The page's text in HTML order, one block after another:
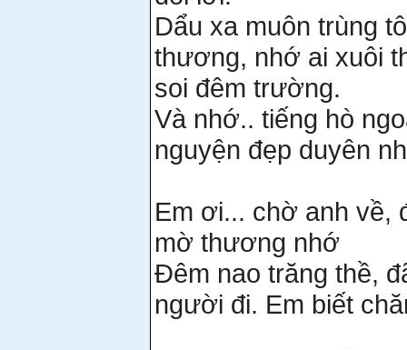
Dẩu xa muôn trùng
thương, nhớ ai xuôi
soi đêm trường.
Và nhớ.. tiếng hò
nguyện đẹp duyên
Em ơi... chờ anh về,
mờ thương nhớ
Đêm nao trăng thề,
người đi. Em biết